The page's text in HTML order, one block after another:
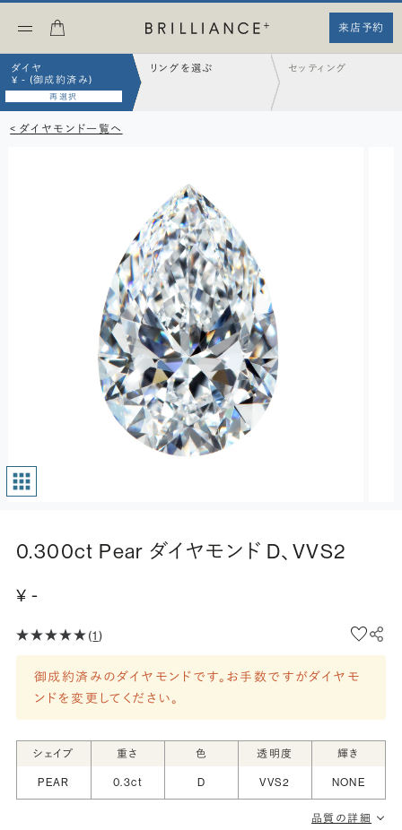
来店予約
ダイヤ
¥ - (御成約済み)
再選択
リングを選ぶ セッティング
< ダイヤモンド一覧へ
0.300ct Pear ダイヤモンド D、VVS2
¥ -
(1)
御成約済みのダイヤモンドです。お手数ですがダイヤモ
ンドを変更してください。
シェイプ 重さ 色 透明度 輝き
PEAR 0.3ct D VVS2 NONE
品質の詳細